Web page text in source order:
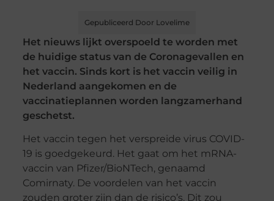
Gepubliceerd Door Lovelime
Het nieuws lijkt overspoeld te worden met
de huidige status van de Coronagevallen en
het vaccin. Sinds kort is het vaccin veilig in
Nederland aangekomen en de
vaccinatieplannen worden langzamerhand
geschetst.
Het vaccin tegen het verspreide virus COVID-
19 is goedgekeurd. Het gaat om het mRNA-
vaccin van Pfizer/BioNTech, genaamd
Comirnaty. De voordelen van het vaccin
zouden groter zijn dan de risico’s. Dit zou